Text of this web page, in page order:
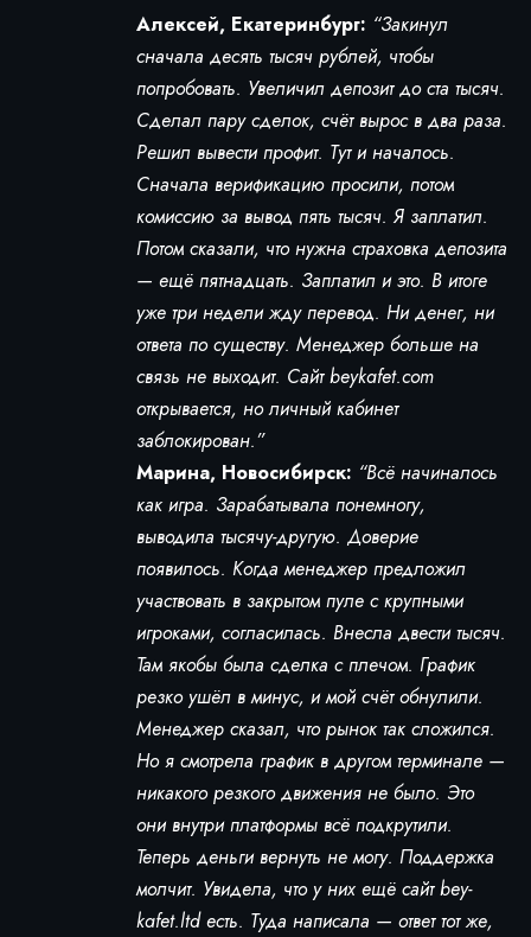
Алексей, Екатеринбург: “Закинул
сначала десять тысяч рублей, чтобы
попробовать. Увеличил депозит до ста тысяч.
Сделал пару сделок, счёт вырос в два раза.
Решил вывести профит. Тут и началось.
Сначала верификацию просили, потом
комиссию за вывод пять тысяч. Я заплатил.
Потом сказали, что нужна страховка депозита
— ещё пятнадцать. Заплатил и это. В итоге
уже три недели жду перевод. Ни денег, ни
ответа по существу. Менеджер больше на
связь не выходит. Сайт beykafet.com
открывается, но личный кабинет
заблокирован.”
Марина, Новосибирск: “Всё начиналось
как игра. Зарабатывала понемногу,
выводила тысячу-другую. Доверие
появилось. Когда менеджер предложил
участвовать в закрытом пуле с крупными
игроками, согласилась. Внесла двести тысяч.
Там якобы была сделка с плечом. График
резко ушёл в минус, и мой счёт обнулили.
Менеджер сказал, что рынок так сложился.
Но я смотрела график в другом терминале —
никакого резкого движения не было. Это
они внутри платформы всё подкрутили.
Теперь деньги вернуть не могу. Поддержка
молчит. Увидела, что у них ещё сайт bey-
kafet.ltd есть. Туда написала — ответ тот же,